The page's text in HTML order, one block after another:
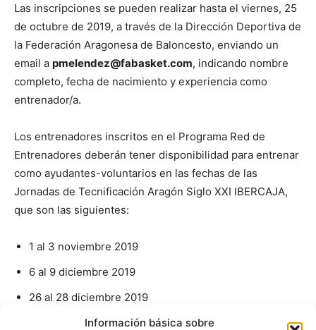
Información básica sobre
Las inscripciones se pueden realizar hasta el viernes, 25
de octubre de 2019, a través de la Dirección Deportiva de
la Federación Aragonesa de Baloncesto, enviando un
email a pmelendez@fabasket.com, indicando nombre
completo, fecha de nacimiento y experiencia como
entrenador/a.
Los entrenadores inscritos en el Programa Red de
Entrenadores deberán tener disponibilidad para entrenar
como ayudantes-voluntarios en las fechas de las
Jornadas de Tecnificación Aragón Siglo XXI IBERCAJA,
que son las siguientes:
1 al 3 noviembre 2019
6 al 9 diciembre 2019
26 al 28 diciembre 2019
5 al 8 de marzo 2020